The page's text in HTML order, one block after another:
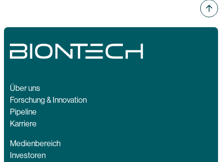
Über uns
Forschung & Innovation
Pipeline
Karriere
Medienbereich
Investoren